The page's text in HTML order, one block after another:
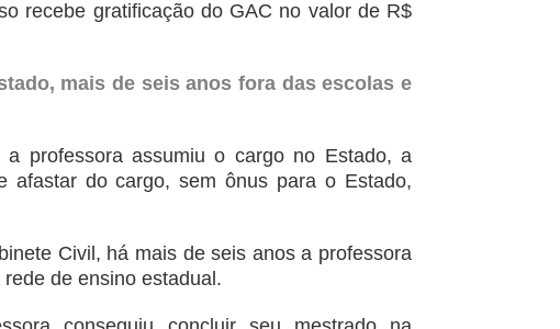
recebe gratificação do GAC no valor de R$
mais de seis anos fora das escolas e
professora assumiu o cargo no Estado, a
afastar do cargo, sem ônus para o Estado,
Civil, há mais de seis anos a professora
de ensino estadual.